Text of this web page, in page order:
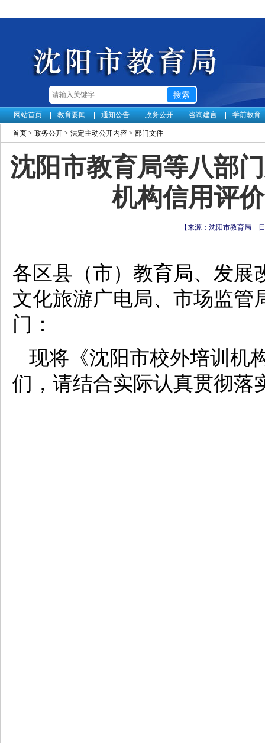
网站首页 教育要闻 通知公告 政务公开 咨询建言 学前教育
首页 > 政务公开 > 法定主动公开内容 > 部门文件
沈阳市教育局等八部
机构信用评
【来源：沈阳市教育局
各区县（市）教育局、发展
文化旅游广电局、市场监管
门：
现将《沈阳市校外培训机
们，请结合实际认真贯彻落